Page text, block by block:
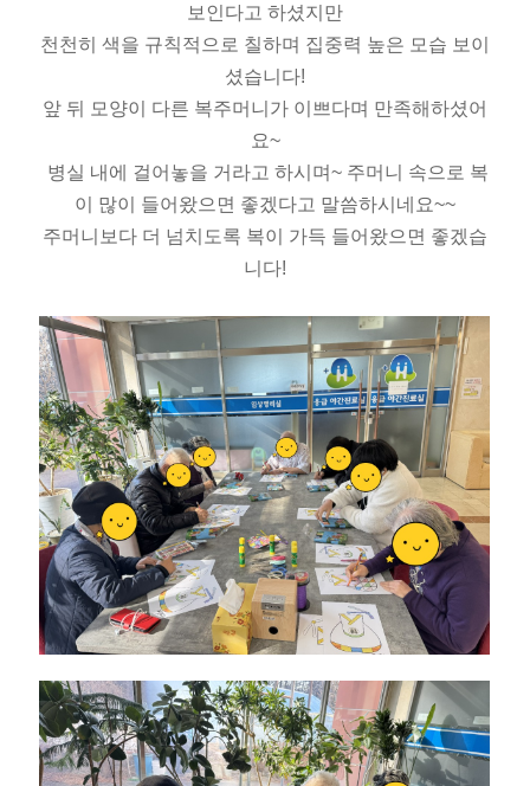
보인다고 하셨지만
천천히 색을 규칙적으로 칠하며 집중력 높은 모습 보이
셨습니다!
앞 뒤 모양이 다른 복주머니가 이쁘다며 만족해하셨어
요~
병실 내에 걸어놓을 거라고 하시며~ 주머니 속으로 복
이 많이 들어왔으면 좋겠다고 말씀하시네요~~
주머니보다 더 넘치도록 복이 가득 들어왔으면 좋겠습
니다!